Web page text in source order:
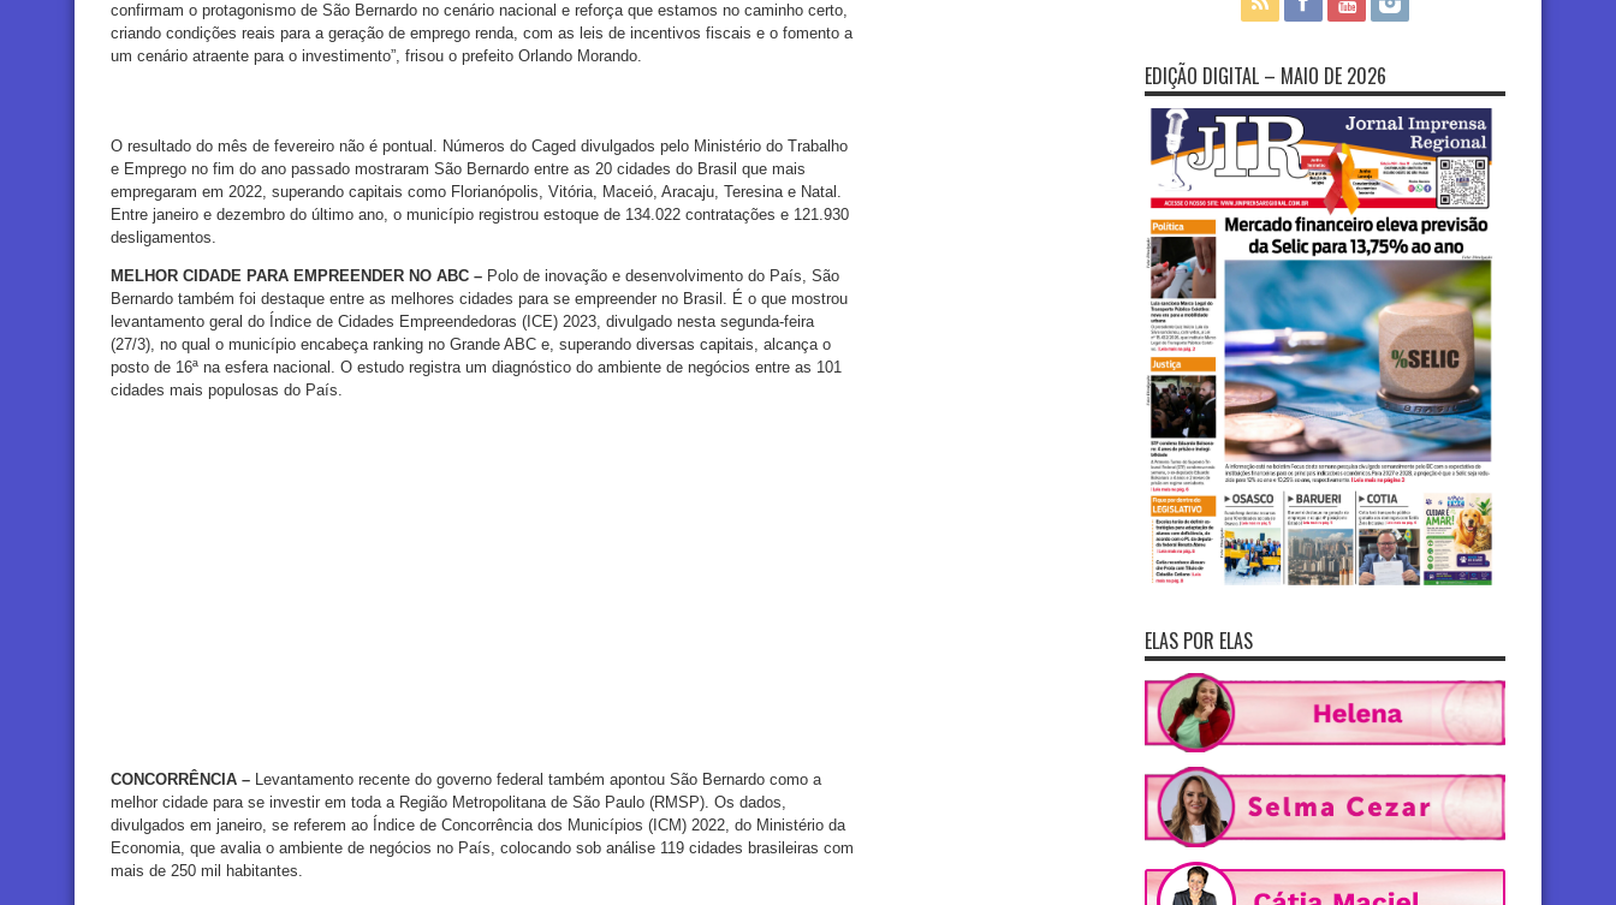
confirmam o protagonismo de São Bernardo no cenário nacional e reforça que estamos no caminho certo,
criando condições reais para a geração de emprego renda, com as leis de incentivos fiscais e o fomento a
um cenário atraente para o investimento”, frisou o prefeito Orlando Morando.
O resultado do mês de fevereiro não é pontual. Números do Caged divulgados pelo Ministério do Trabalho
e Emprego no fim do ano passado mostraram São Bernardo entre as 20 cidades do Brasil que mais
empregaram em 2022, superando capitais como Florianópolis, Vitória, Maceió, Aracaju, Teresina e Natal.
Entre janeiro e dezembro do último ano, o município registrou estoque de 134.022 contratações e 121.930
desligamentos.
MELHOR CIDADE PARA EMPREENDER NO ABC – Polo de inovação e desenvolvimento do País, São
Bernardo também foi destaque entre as melhores cidades para se empreender no Brasil. É o que mostrou
levantamento geral do Índice de Cidades Empreendedoras (ICE) 2023, divulgado nesta segunda-feira
(27/3), no qual o município encabeça ranking no Grande ABC e, superando diversas capitais, alcança o
posto de 16ª na esfera nacional. O estudo registra um diagnóstico do ambiente de negócios entre as 101
cidades mais populosas do País.
CONCORRÊNCIA – Levantamento recente do governo federal também apontou São Bernardo como a
melhor cidade para se investir em toda a Região Metropolitana de São Paulo (RMSP). Os dados,
divulgados em janeiro, se referem ao Índice de Concorrência dos Municípios (ICM) 2022, do Ministério da
Economia, que avalia o ambiente de negócios no País, colocando sob análise 119 cidades brasileiras com
mais de 250 mil habitantes.
EDIÇÃO DIGITAL – MAIO DE 2026
ELAS POR ELAS